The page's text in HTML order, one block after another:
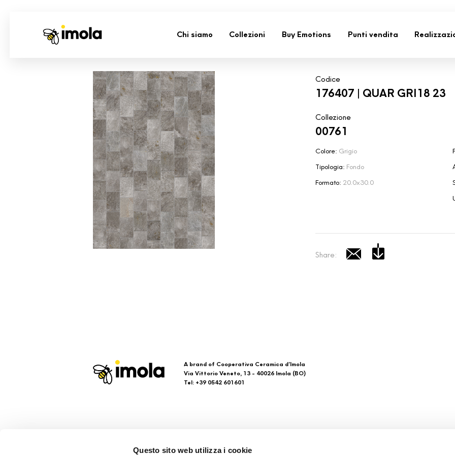
Questo sito web utilizza i cookie
Chi siamo Collezioni Buy Emotions Punti vendita
Codice
176407 | QUAR GRI18 23
Collezione
00761
Colore: Grigio
Tipologia: Fondo
Formato: 20.0x30.0
Share:
A brand of Cooperativa Ceramica d’Imola
Via Vittorio Veneto, 13 - 40026 Imola (BO)
Tel: +39 0542 601601